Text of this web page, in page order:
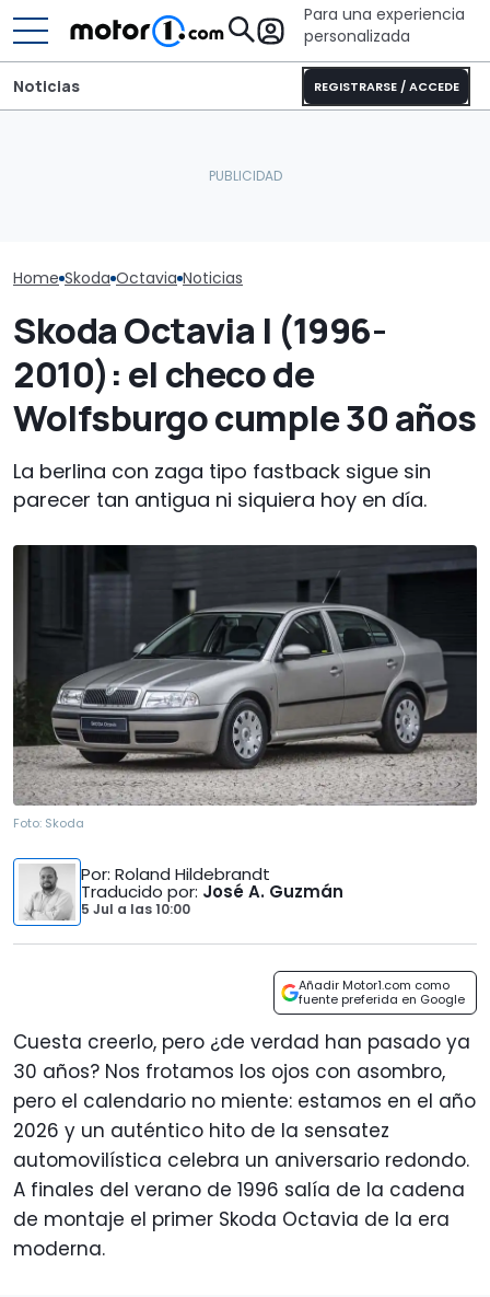
Para una experiencia
personalizada
REGISTRARSE / ACCEDE
Noticias
Home Skoda Octavia Noticias
Skoda Octavia I (1996-
2010): el checo de
Wolfsburgo cumple 30 años
La berlina con zaga tipo fastback sigue sin
parecer tan antigua ni siquiera hoy en día.
Foto: Skoda
Por: Roland Hildebrandt
Traducido por: José A. Guzmán
5 Jul a las10:00
Añadir Motor1.com como
fuente preferida en Google
Cuesta creerlo, pero ¿de verdad han pasado ya
30 años? Nos frotamos los ojos con asombro,
pero el calendario no miente: estamos en el año
2026 y un auténtico hito de la sensatez
automovilística celebra un aniversario redondo.
A finales del verano de 1996 salía de la cadena
de montaje el primer Skoda Octavia de la era
moderna.